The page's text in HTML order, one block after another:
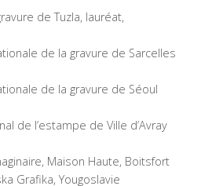
de Tuzla, lauréat,
de la gravure de Sarcelles
de la gravure de Séoul
de l’estampe de Ville d’Avray
Maison Haute, Boitsfort
Grafika, Yougoslavie